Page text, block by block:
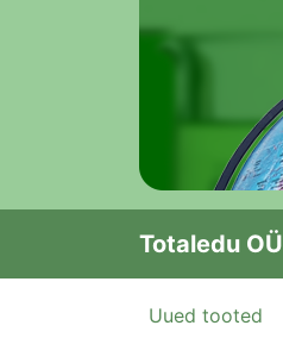
Totaledu OÜ
Uued tooted